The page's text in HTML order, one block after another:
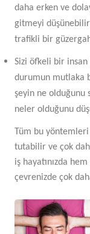
daha erken ve
gitmeyi
trafikli bir
Sizi öfkeli bir insan
durumun mutlaka
şeyin ne olduğunu
neler olduğunu
Tüm bu
tutabilir ve çok
iş hayatınızda
çevrenizde çok